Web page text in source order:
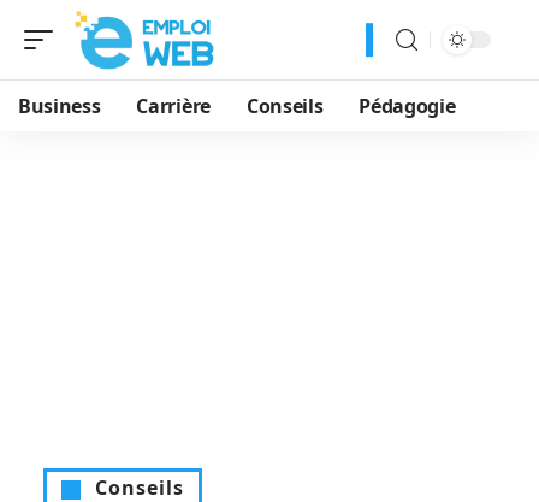
Business Carrière Conseils Pédagogie
Conseils